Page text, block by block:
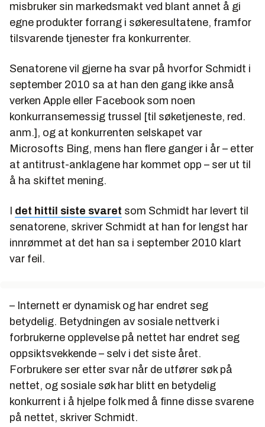
misbruker sin markedsmakt ved blant annet å gi
egne produkter forrang i søkeresultatene, framfor
tilsvarende tjenester fra konkurrenter.
Senatorene vil gjerne ha svar på hvorfor Schmidt i
september 2010 sa at han den gang ikke anså
verken Apple eller Facebook som noen
konkurransemessig trussel [til søketjeneste, red.
anm.], og at konkurrenten selskapet var
Microsofts Bing, mens han flere ganger i år – etter
at antitrust-anklagene har kommet opp – ser ut til
å ha skiftet mening.
det hittil siste svaret som Schmidt har levert til
senatorene, skriver Schmidt at han for lengst har
innrømmet at det han sa i september 2010 klart
var feil.
– Internett er dynamisk og har endret seg
betydelig. Betydningen av sosiale nettverk i
forbrukerne opplevelse på nettet har endret seg
oppsiktsvekkende – selv i det siste året.
Forbrukere ser etter svar når de utfører søk på
nettet, og sosiale søk har blitt en betydelig
konkurrent i å hjelpe folk med å finne disse svarene
på nettet, skriver Schmidt.